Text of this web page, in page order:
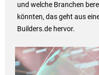
und welche Branchen
könnten, das geht aus
Builders.de hervor.